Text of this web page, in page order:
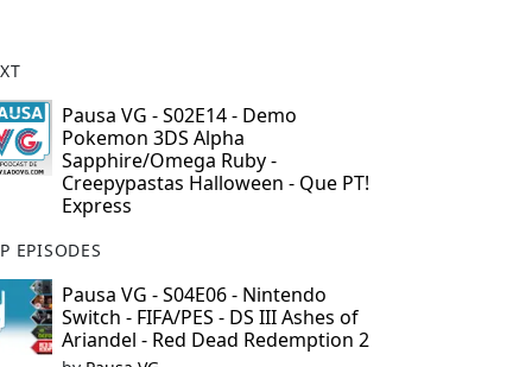
Pausa VG - S02E14 - Demo
Pokemon 3DS Alpha
Sapphire/Omega Ruby -
Creepypastas Halloween - Que PT!
Express
EPISODES
Pausa VG - S04E06 - Nintendo
Switch - FIFA/PES - DS III Ashes of
Ariandel - Red Dead Redemption 2